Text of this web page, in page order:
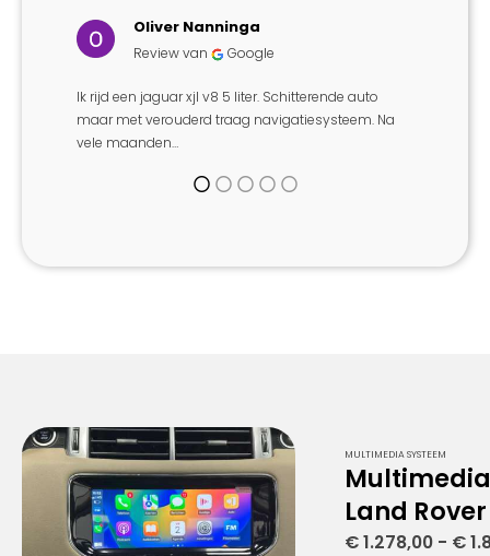
Oliver Nanninga
Review van Google
Ik rijd een jaguar xjl v8 5 liter. Schitterende auto
maar met verouderd traag navigatiesysteem. Na
vele maanden…
MULTIMEDIA SYSTEEM
Land
€1.278,00 - €